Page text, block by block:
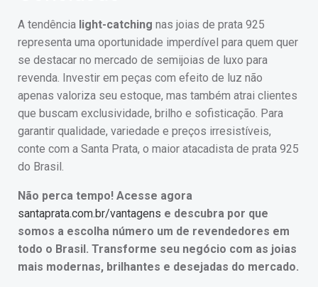
A tendência light-catching nas joias de prata 925
representa uma oportunidade imperdível para quem quer
se destacar no mercado de semijoias de luxo para
revenda. Investir em peças com efeito de luz não
apenas valoriza seu estoque, mas também atrai clientes
que buscam exclusividade, brilho e sofisticação. Para
garantir qualidade, variedade e preços irresistíveis,
conte com a Santa Prata, o maior atacadista de prata 925
do Brasil.
Não perca tempo! Acesse agora
santaprata.com.br/vantagens e descubra por que
somos a escolha número um de revendedores em
todo o Brasil. Transforme seu negócio com as joias
mais modernas, brilhantes e desejadas do mercado.